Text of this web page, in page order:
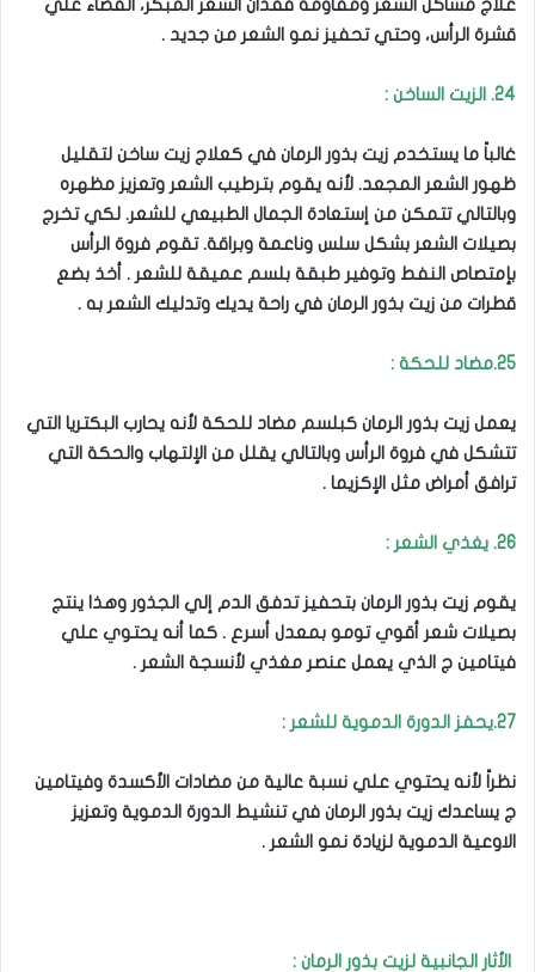
علاج مشاكل الشعر ومقاومة فقدان الشعر المبكر، القضاء علي
قشرة الرأس، وحتي تحفيز نمو الشعر من جديد .
24. الزيت الساخن :
غالباً ما يستخدم زيت بذور الرمان في كعلاج زيت ساخن لتقليل
ظهور الشعر المجعد. لأنه يقوم بترطيب الشعر وتعزيز مظهره
وبالتالي تتمكن من إستعادة الجمال الطبيعي للشعر. لكي تخرج
بصيلات الشعر بشكل سلس وناعمة وبراقة. تقوم فروة الرأس
بإمتصاص النفط وتوفير طبقة بلسم عميقة للشعر . أخذ بضع
قطرات من زيت بذور الرمان في راحة يديك وتدليك الشعر به .
25.مضاد للحكة :
يعمل زيت بذور الرمان كبلسم مضاد للحكة لأنه يحارب البكتريا التي
تتشكل في فروة الرأس وبالتالي يقلل من الإلتهاب والحكة التي
ترافق أمراض مثل الإكزيما .
26. يغذي الشعر :
يقوم زيت بذور الرمان بتحفيز تدفق الدم إلي الجذور وهذا ينتج
بصيلات شعر أقوي تومو بمعدل أسرع . كما أنه يحتوي علي
فيتامين ج الذي يعمل عنصر مغذي لأنسجة الشعر .
27.يحفز الدورة الدموية للشعر :
نظراً لأنه يحتوي علي نسبة عالية من مضادات الأكسدة وفيتامين
ج يساعدك زيت بذور الرمان في تنشيط الدورة الدموية وتعزيز
الاوعية الدموية لزيادة نمو الشعر .
الأثار الجانبية لزيت بذور الرمان :